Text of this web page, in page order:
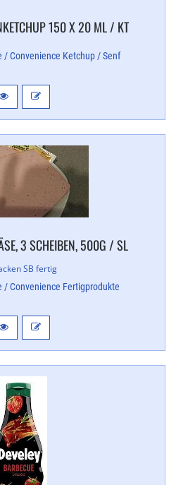
150 X 20 ML / KT
/ Convenience Ketchup / Senf
3 SCHEIBEN, 500G / SL
SB fertig
/ Convenience Fertigprodukte